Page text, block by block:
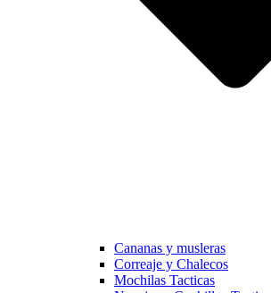
Cananas y musleras
Correaje y Chalecos
Mochilas Tacticas